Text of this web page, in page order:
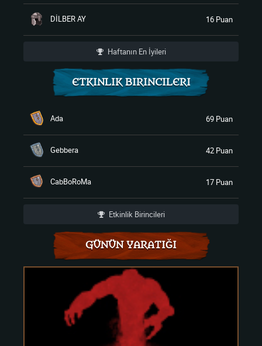
DİLBER AY 16 Puan
Haftanın En İyileri
ETKINLIK BIRINCILERI
Ada 69 Puan
Gebbera 42 Puan
CabBoRoMa 17 Puan
Etkinlik Birincileri
GÜNÜN YARATIĞI